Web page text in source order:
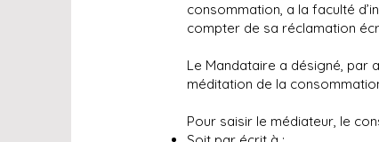
consommation, a la faculté
compter de sa réclamation
Le Mandataire a désigné, par
méditation de la
Pour saisir le médiateur, le